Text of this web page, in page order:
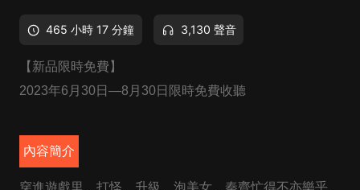
465 小時 17 分鐘 3,130 聲音
【新品限時免費】
2023年6月30日—8月30日限時免費收聽
內容簡介